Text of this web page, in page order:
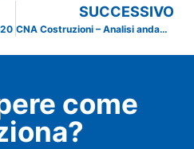
SUCCESSIVO
CNA Costruzioni – Analisi andamento dei prezzi
come